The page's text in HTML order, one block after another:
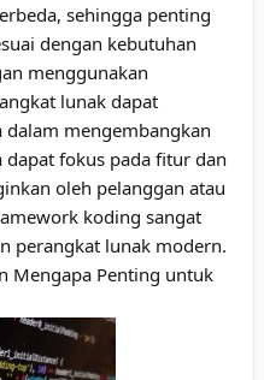
sehingga penting
dengan kebutuhan
menggunakan
lunak dapat
mengembangkan
fokus pada fitur dan
oleh pelanggan atau
koding sangat
perangkat lunak modern.
Mengapa Penting untuk